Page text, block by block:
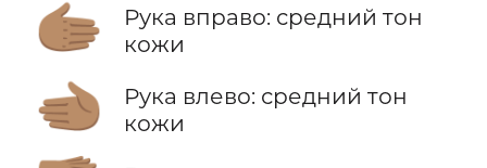
🫱🏽
Рука вправо: средний тон
кожи
🫲🏽
Рука влево: средний тон
кожи